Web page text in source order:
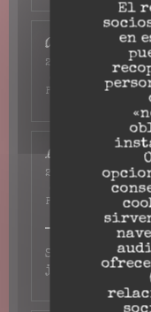
El
en
Andre
2026-07-10 -
4/5
Precio
/5
Laetitia
2026-07-06-
5/5
Precio
Serveur très
jamais mangé